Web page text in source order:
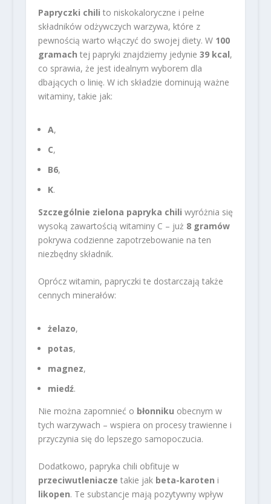
Papryczki chili to niskokaloryczne i pełne
składników odżywczych warzywa, które z
pewnością warto włączyć do swojej diety. W 100
gramach tej papryki znajdziemy jedynie 39 kcal,
co sprawia, że jest idealnym wyborem dla
dbających o linię. W ich składzie dominują ważne
witaminy, takie jak:
A,
C,
B6,
K.
Szczególnie zielona papryka chili wyróżnia się
wysoką zawartością witaminy C – już 8 gramów
pokrywa codzienne zapotrzebowanie na ten
niezbędny składnik.
Oprócz witamin, papryczki te dostarczają także
cennych minerałów:
żelazo,
potas,
magnez,
miedź.
Nie można zapomnieć o błonniku obecnym w
tych warzywach – wspiera on procesy trawienne i
przyczynia się do lepszego samopoczucia.
Dodatkowo, papryka chili obfituje w
przeciwutleniacze takie jak beta-karoten i
likopen. Te substancje mają pozytywny wpływ